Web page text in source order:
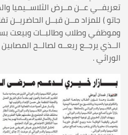
جاتو ) للمزاد مــن قبــل
وموظفي وطلاب وطالبــات وبيعت
الــذي يرجــع ريعــه لصالــح
الوراثي .